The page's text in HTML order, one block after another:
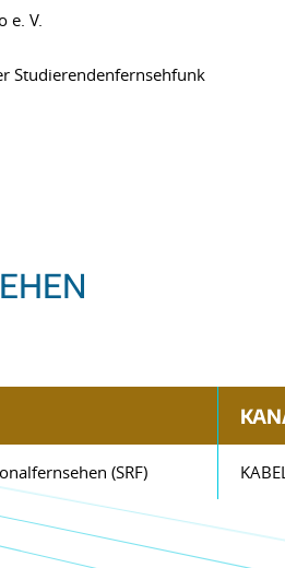
e. V.
Studierendenfernsehfunk
(SRF)